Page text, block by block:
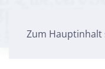
Zum Hauptinhalt